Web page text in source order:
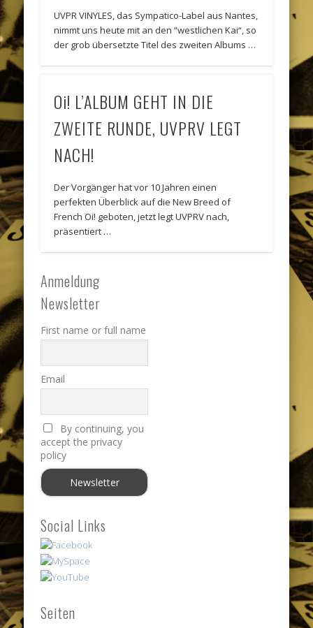
UVPR VINYLES, das Sympatico-Label aus Nantes,
nimmt uns heute mit an den “westlichen Kai“, so
der grob übersetzte Titel des zweiten Albums …
Oi! L’ALBUM GEHT IN DIE
ZWEITE RUNDE, UVPRV LEGT
NACH!
Der Vorgänger hat vor 10 Jahren einen
perfekten Überblick auf die New Breed of
French Oi! geboten, jetzt legt UVPRV nach,
präsentiert …
Anmeldung
Newsletter
First name or full name
Email
By continuing, you
accept the privacy
policy
Social Links
Seiten